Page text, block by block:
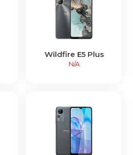
Wildfire E5 Plus
N/A